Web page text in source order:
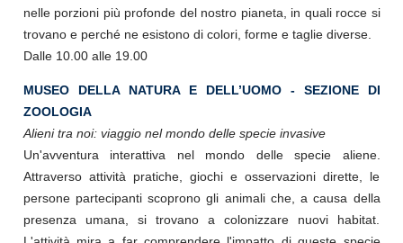
nelle porzioni più profonde del nostro pianeta, in quali rocce si
trovano e perché ne esistono di colori, forme e taglie diverse.
Dalle 10.00 alle 19.00
MUSEO DELLA NATURA E DELL’UOMO - SEZIONE DI
ZOOLOGIA
Alieni tra noi: viaggio nel mondo delle specie invasive
Un'avventura interattiva nel mondo delle specie aliene.
Attraverso attività pratiche, giochi e osservazioni dirette, le
persone partecipanti scoprono gli animali che, a causa della
presenza umana, si trovano a colonizzare nuovi habitat.